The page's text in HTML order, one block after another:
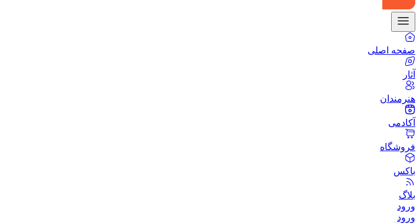
صفحه اصلی
آثار
هنرمندان
آکادمی
فروشگاه
باکس
بلاگ
ورود
ورود